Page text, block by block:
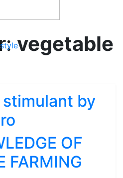
vegetable
by
OF
FARMING